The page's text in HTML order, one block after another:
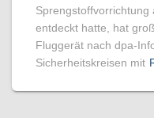
entdeckt hatte, hat
Fluggerät nach dpa-
Sicherheitskreisen mit